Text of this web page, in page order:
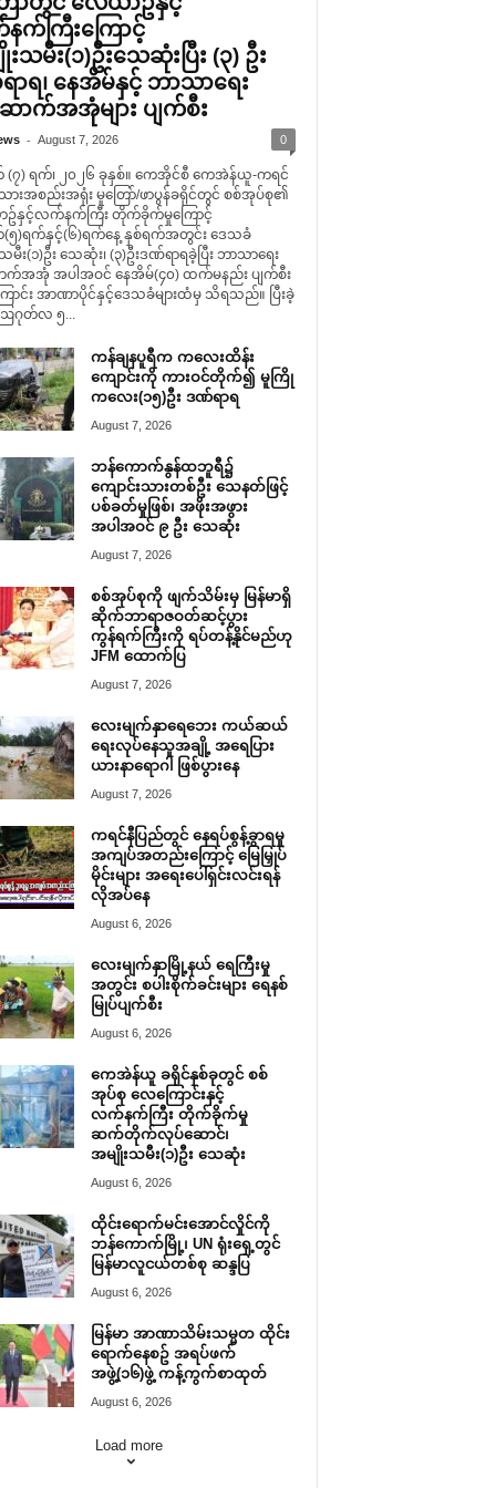
က်ကြီးကြောင့်
သမီး(၁)ဦးသေဆုံးပြီး (၃) ဦး
ာရ၊ နေအိမ်နှင့် ဘာသာရေး
ာက်အအုံများ ပျက်စီး
- August 7, 2026 0
၇) ရက်၊ ၂၀၂၆ ခုနှစ်။ ကေအိုင်စီ ကေအဲန်ယူ-ကရင်
ားအစည်းအရုံး မူတြော်/ဖာပွန်ခရိုင်တွင် စစ်အုပ်စု၏
ဥ်နှင့်လက်နက်ကြီး တိုက်ခိုက်မှုကြောင့်
)ရက်နှင့်(၆)ရက်နေ့ နှစ်ရက်အတွင်း ဒေသခံ
မီး(၁)ဦး သေဆုံး၊ (၃)ဦးဒဏ်ရာရခဲ့ပြီး ဘာသာရေး
အအုံ အပါအဝင် နေအိမ်(၄၀) ထက်မနည်း ပျက်စီး
ောင်း အာဏာပိုင်နှင့်ဒေသခံများထံမှ သိရသည်။ ပြီးခဲ့
ဂုတ်လ ၅...
ကန်ချနပူရီက ကလေးထိန်း
ကျောင်းကို ကားဝင်တိုက်၍ မူကြို
ကလေး(၁၅)ဦး ဒဏ်ရာရ
August 7, 2026
ဘန်ကောက်နွန်ထဘူရီ၌
ကျောင်းသားတစ်ဦး သေနတ်ဖြင့်
ပစ်ခတ်မှုဖြစ်၊ အဖိုးအဖွား
အပါအဝင် ၉ ဦး သေဆုံး
August 7, 2026
စစ်အုပ်စုကို ဖျက်သိမ်းမှ မြန်မာရှိ
ဆိုက်ဘာရာဇဝတ်ဆင့်ပွား
ကွန်ရက်ကြီးကို ရပ်တန့်နိုင်မည်ဟု
JFM ထောက်ပြ
August 7, 2026
လေးမျက်နှာရေဘေး ကယ်ဆယ်
ရေးလုပ်နေသူအချို့ အရေပြား
ယားနာရောဂါ ဖြစ်ပွားနေ
August 7, 2026
ကရင်နီပြည်တွင် နေရပ်စွန့်ခွာရမှု
အကျပ်အတည်းကြောင့် မြေမြှုပ်
မိုင်းများ အရေးပေါ်ရှင်းလင်းရန်
လိုအပ်နေ
August 6, 2026
လေးမျက်နှာမြို့နယ် ရေကြီးမှု
အတွင်း စပါးစိုက်ခင်းများ ရေနစ်
မြုပ်ပျက်စီး
August 6, 2026
ကေအဲန်ယူ ခရိုင်နှစ်ခုတွင် စစ်
အုပ်စု လေကြောင်းနှင့်
လက်နက်ကြီး တိုက်ခိုက်မှု
ဆက်တိုက်လုပ်ဆောင်၊
အမျိုးသမီး(၁)ဦး သေဆုံး
August 6, 2026
ထိုင်းရောက်မင်းအောင်လှိုင်ကို
ဘန်ကောက်မြို့၊ UN ရုံးရှေ့တွင်
မြန်မာလူငယ်တစ်စု ဆန္ဒပြ
August 6, 2026
မြန်မာ အာဏာသိမ်းသမ္မတ ထိုင်း
ရောက်နေစဥ် အရပ်ဖက်
အဖွဲ့(၁၆)ဖွဲ့ ကန့်ကွက်စာထုတ်
August 6, 2026
Load more